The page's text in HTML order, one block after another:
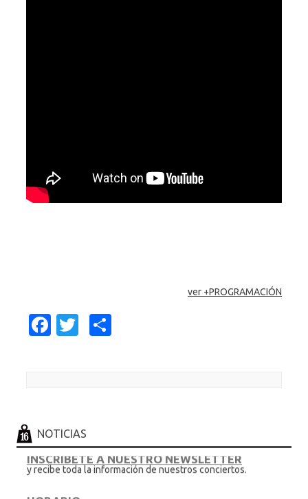
ver +PROGRAMACIÓN
Fa
o
k
r
NOTICIAS
INSCRÍBETE A NUESTRO NEWSLETTER
y recibe toda la información de nuestros conciertos.
HORARIO